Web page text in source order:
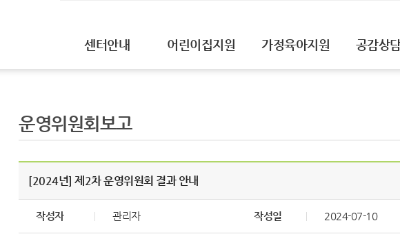
센터안내 어린이집지원 가정육아지원 공감상
운영위원회보고
[2024년] 제2차 운영위원회 결과 안내
작성자 관리자 작성일 2024-07-10